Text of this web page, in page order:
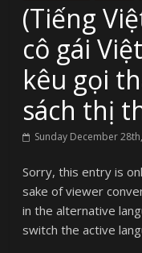
(Tiếng
cô gái
kêu gọi
sách thị
Sunday December
Sorry, this entry is
sake of viewer
in the alternative
switch the active